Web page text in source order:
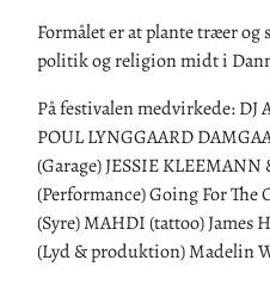
Formålet er at plante træer
politik og religion midt i
På festivalen medvirkede: DJ
POUL LYNGGAARD
(Garage) JESSIE
(Performance) Going For The
(Syre) MAHDI (tattoo) James
(Lyd & produktion) Madelin